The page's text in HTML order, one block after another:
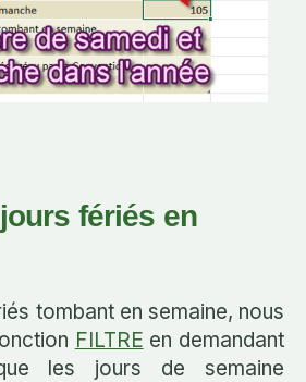
fériés en
tombant en semaine, nous
FILTRE en demandant
les jours de semaine